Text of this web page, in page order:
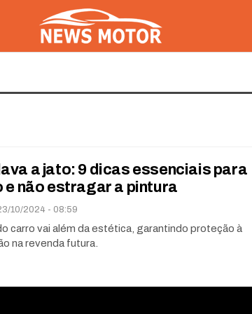
a jato: 9 dicas essenciais para
e não estragar a pintura
10/2024 - 08:59
carro vai além da estética, garantindo proteção à
na revenda futura.